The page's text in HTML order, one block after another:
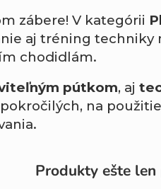
zábere! V kategórii
aj tréning techniky
chodidlám.
pútkom, aj
na
Produkty ešte len